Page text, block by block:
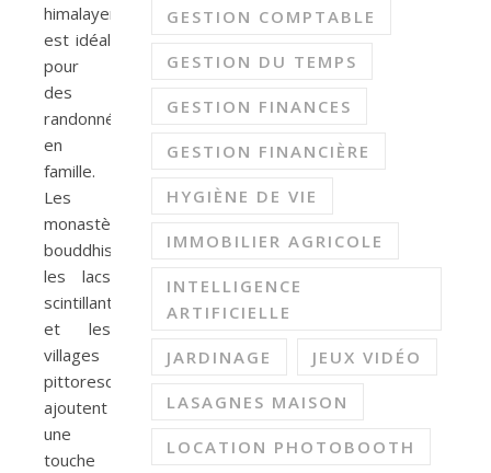
himalayen
est idéal
pour
des
randonnées
en
famille.
Les
monastères
bouddhistes,
les lacs
scintillants
et les
villages
pittoresques
ajoutent
une
touche
GESTION COMPTABLE
GESTION DU TEMPS
GESTION FINANCES
GESTION FINANCIÈRE
HYGIÈNE DE VIE
IMMOBILIER AGRICOLE
INTELLIGENCE
ARTIFICIELLE
JARDINAGE JEUX VIDÉO
LASAGNES MAISON
LOCATION PHOTOBOOTH